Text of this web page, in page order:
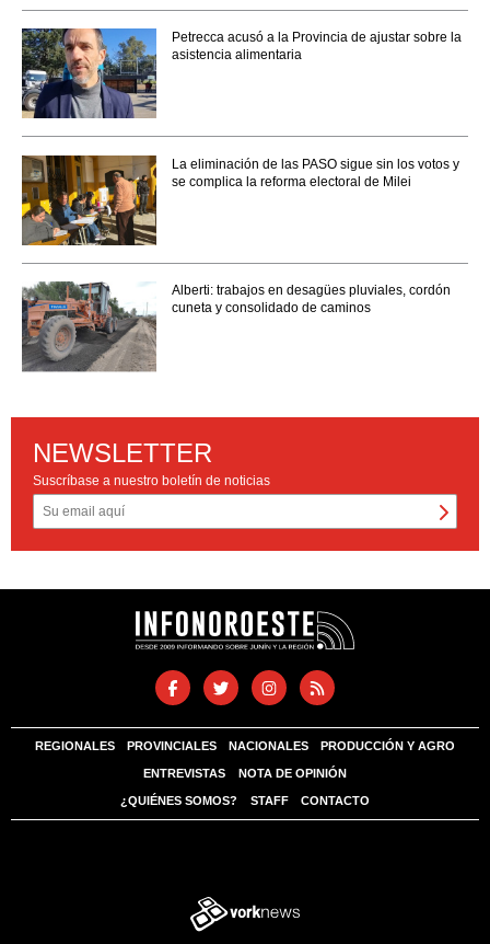
Petrecca acusó a la Provincia de ajustar sobre la
asistencia alimentaria
La eliminación de las PASO sigue sin los votos y
se complica la reforma electoral de Milei
Alberti: trabajos en desagües pluviales, cordón
cuneta y consolidado de caminos
NEWSLETTER
Suscríbase a nuestro boletín de noticias
REGIONALES PROVINCIALES NACIONALES PRODUCCIÓN Y AGRO
ENTREVISTAS NOTA DE OPINIÓN
¿QUIÉNES SOMOS? STAFF CONTACTO